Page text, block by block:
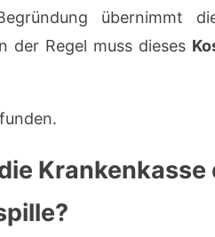
übernimmt
der Regel muss dieses
Krankenkasse